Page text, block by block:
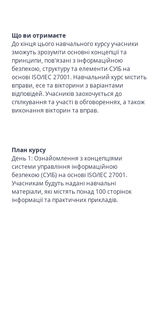
Що ви отримаєте
До кінця цього навчального курсу учасники
зможуть зрозуміти основні концепції та
принципи, пов'язані з інформаційною
безпекою, структуру та елементи СУІБ на
основі ISO/IEC 27001. Навчальний курс містить
вправи, есе та вікторини з варіантами
відповідей. Учасників заохочується до
спілкування та участі в обговореннях, а також
виконання вікторин та вправ.
План курсу
День 1: Ознайомлення з концепціями
системи управління інформаційною
безпекою (СУІБ) на основі ISO/IEC 27001.
Учасникам будуть надані навчальні
матеріали, які містять понад 100 сторінок
інформації та практичних прикладів.